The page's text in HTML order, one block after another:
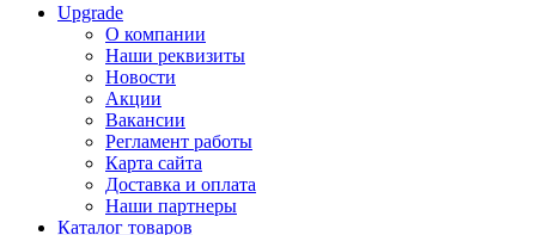
Upgrade
О компании
Наши реквизиты
Новости
Акции
Вакансии
Регламент работы
Карта сайта
Доставка и оплата
Наши партнеры
Каталог товаров